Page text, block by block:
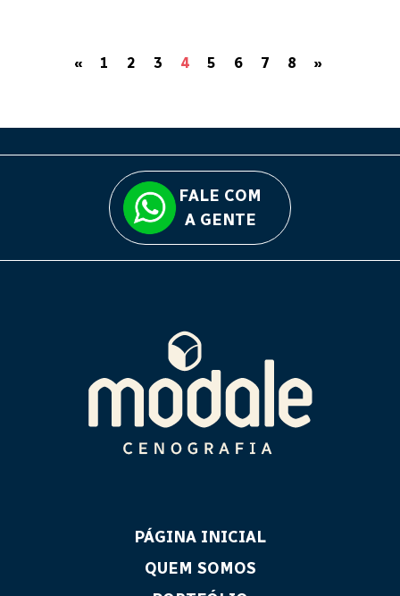
« 1 2 3 4 5 6 7 8 »
FALE COM
A GENTE
PÁGINA INICIAL
QUEM SOMOS